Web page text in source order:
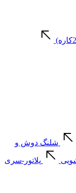
شلنگ دوش و
پلاتور-سری